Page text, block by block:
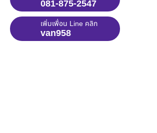
081-875-2547
เพิ่มเพื่อน Line คลิก
van958